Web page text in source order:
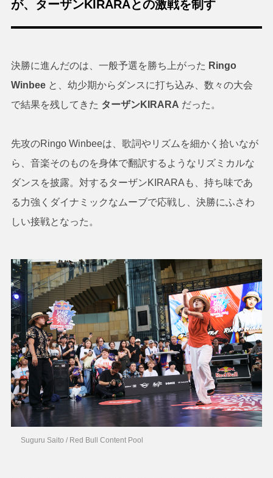
が、ターザンKIRARAとの激戦を制す
決勝に進んだのは、一般予選を勝ち上がった Ringo
Winbee と、幼少期からダンスに打ち込み、数々の大会
で結果を残してきた ターザンKIRARA だった。
先攻のRingo Winbeeは、歌詞やリズムを細かく拾いなが
ら、音楽そのものを身体で翻訳するようなリズミカルな
ダンスを披露。対するターザンKIRARAも、持ち味であ
る力強くダイナミックなムーブで応戦し、決勝にふさわ
しい接戦となった。
Suguru Saito / Red Bull Content Pool